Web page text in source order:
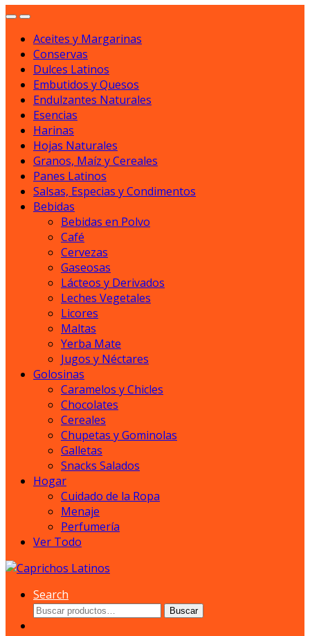
Aceites y Margarinas
Conservas
Dulces Latinos
Embutidos y Quesos
Endulzantes Naturales
Esencias
Harinas
Hojas Naturales
Granos, Maíz y Cereales
Panes Latinos
Salsas, Especias y Condimentos
Bebidas
Bebidas en Polvo
Café
Cervezas
Gaseosas
Lácteos y Derivados
Leches Vegetales
Licores
Maltas
Yerba Mate
Jugos y Néctares
Golosinas
Caramelos y Chicles
Chocolates
Cereales
Chupetas y Gominolas
Galletas
Snacks Salados
Hogar
Cuidado de la Ropa
Menaje
Perfumería
Ver Todo
Search
Buscar
Buscar